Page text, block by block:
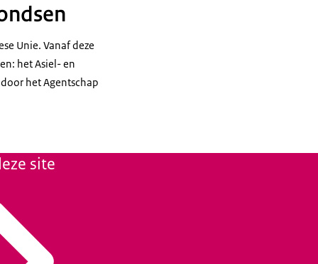
Unie. Vanaf deze
het Asiel- en
het Agentschap
site